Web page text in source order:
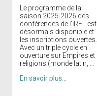
Le programme de la
saison 2025-2026 des
conférences de l'IREL est
désormais disponible et
les inscriptions ouvertes.
Avec un triple cycle en
ouverture sur Empires et
religions (monde latin, …
En savoir plus…